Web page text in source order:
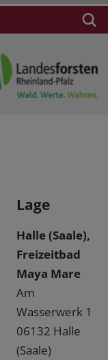
Lage
Halle (Saale),
Freizeitbad
Maya Mare
Am
Wasserwerk 1
06132 Halle
(Saale)